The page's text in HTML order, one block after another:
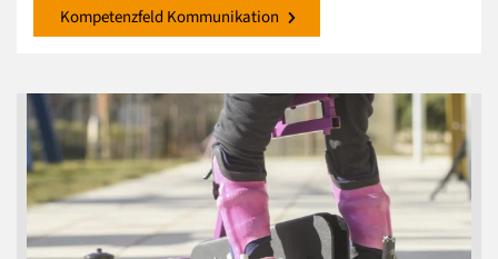
Kompetenzfeld Kommunikation